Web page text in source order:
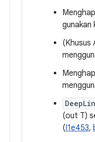
gunakan
(Khusus
(out T)
(I1e453,